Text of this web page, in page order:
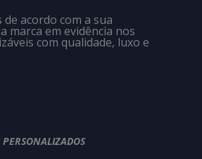
acordo com a sua
marca em evidência nos
com qualidade, luxo e
PERSONALIZADOS